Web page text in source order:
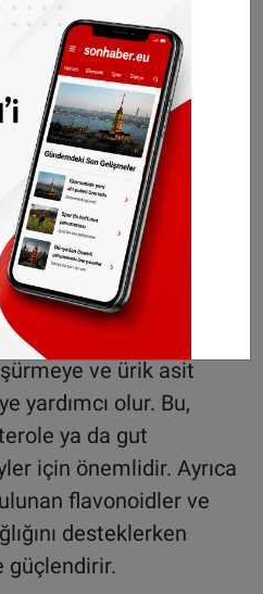
doğal sirkeye
mutfakta kullanılabilir
yüzey temizliğinde
elma kabukları,
Kurutulup küçük
dolaplarda doğal
Elmanın saklı gücü
pektin adlı
ve ürik asit
yardımcı olur. Bu,
ya da gut
için önemlidir. Ayrıca
flavonoidler ve
desteklerken
güçlendirir.